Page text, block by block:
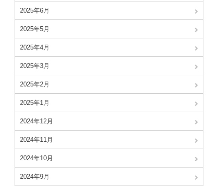
2025年6月
2025年5月
2025年4月
2025年3月
2025年2月
2025年1月
2024年12月
2024年11月
2024年10月
2024年9月